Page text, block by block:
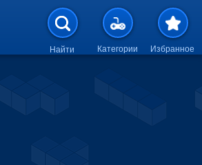
Перейти к основному
Найти Категории Избранное